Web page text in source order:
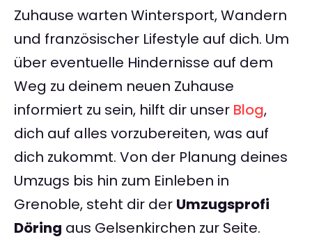
Zuhause warten Wintersport, Wandern
und französischer Lifestyle auf dich. Um
über eventuelle Hindernisse auf dem
Weg zu deinem neuen Zuhause
informiert zu sein, hilft dir unser Blog,
dich auf alles vorzubereiten, was auf
dich zukommt. Von der Planung deines
Umzugs bis hin zum Einleben in
Grenoble, steht dir der Umzugsprofi
Döring aus Gelsenkirchen zur Seite.